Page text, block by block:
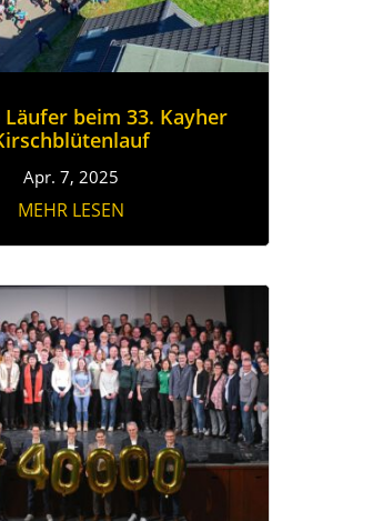
Läufer beim 33. Kayher
Apr. 7, 2025
MEHR LESEN